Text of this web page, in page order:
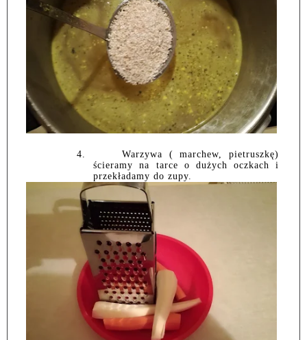
4.
Warzywa ( marchew, pietruszkę)
ścieramy na tarce o dużych oczkach i
przekładamy do zupy.